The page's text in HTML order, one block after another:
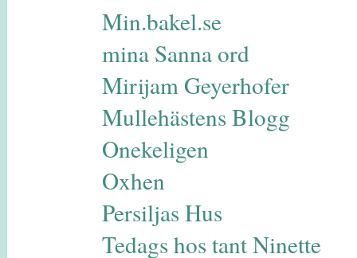
Min.bakel.se
mina Sanna ord
Mirijam Geyerhofer
Mullehästens Blogg
Onekeligen
Oxhen
Persiljas Hus
Tedags hos tant Ninette